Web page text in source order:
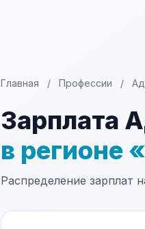
Главная / Профессии /
Зарплата
в регионе
Распределение зарплат